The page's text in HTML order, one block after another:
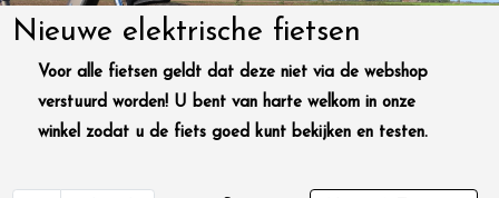
Nieuwe elektrische fietsen
Voor alle fietsen geldt dat deze niet via de webshop
verstuurd worden! U bent van harte welkom in onze
winkel zodat u de fiets goed kunt bekijken en testen.